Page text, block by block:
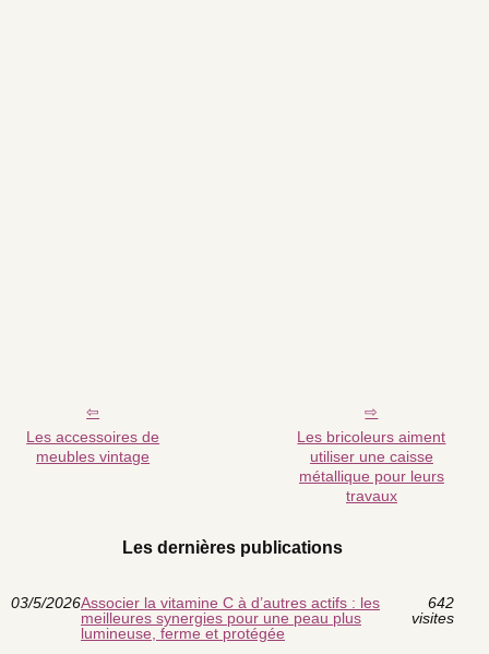
Les accessoires de
meubles vintage
Les bricoleurs aiment
utiliser une caisse
métallique pour leurs
travaux
Les dernières publications
03/5/2026Associer la vitamine C à d’autres actifs : les
meilleures synergies pour une peau plus
lumineuse, ferme et protégée
642
visites